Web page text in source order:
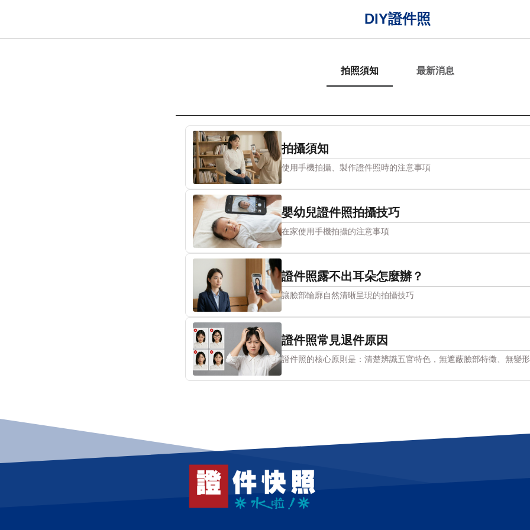
DIY證件照
拍照須知 最新消息
拍攝須知
使用手機拍攝、製作證件照時的注意事項
嬰幼兒證件照拍攝技巧
在家使用手機拍攝的注意事項
證件照露不出耳朵怎麼辦？
讓臉部輪廓自然清晰呈現的拍攝技巧
證件照常見退件原因
證件照的核心原則是：清楚辨識五官特色，無遮蔽臉部特徵、無變